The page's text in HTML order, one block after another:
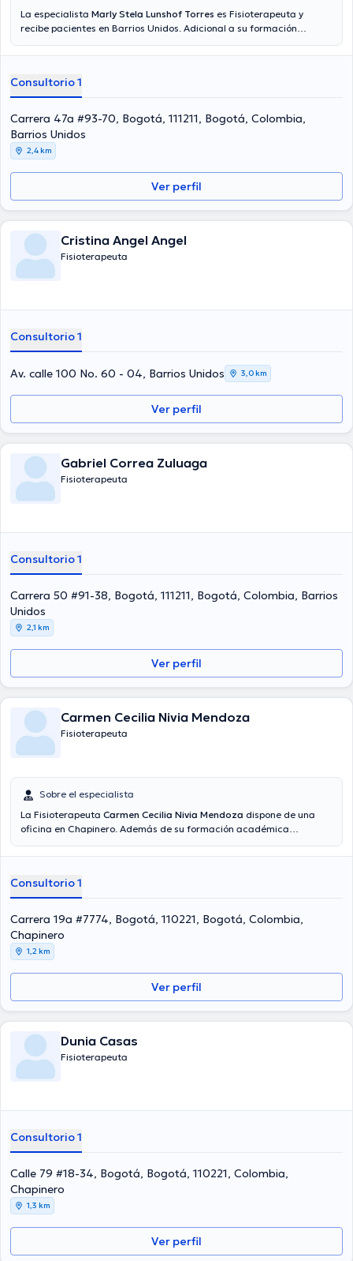
La especialista Marly Stela Lunshof Torres es Fisioterapeuta y
recibe pacientes en Barrios Unidos. Adicional a su formación
de especialidad. La profesional de la salud lleva más de años de
se ha desempeñado como miembro de diversas asociaciones
médicas. Marly Stela Lunshof Torres ha intervenido en
considerables conferencias con el fin de tener una formación
continua en su ámbito de especialización y ha compartido
importantes ediciones. Su consulta opcionalmente se puede llevar a
cabo en Español.
Consultorio 1
Carrera 47a #93-70, Bogotá, 111211, Bogotá, Colombia,
Barrios Unidos
2,4 km
Ver perfil
Cristina Angel Angel
Fisioterapeuta
Consultorio 1
Av. calle 100 No. 60 - 04, Barrios Unidos 3,0 km
Ver perfil
Gabriel Correa Zuluaga
Fisioterapeuta
Consultorio 1
Carrera 50 #91-38, Bogotá, 111211, Bogotá, Colombia, Barrios
Unidos
2,1 km
Ver perfil
Carmen Cecilia Nivia Mendoza
Fisioterapeuta
Sobre el especialista
La Fisioterapeuta Carmen Cecilia Nivia Mendoza dispone de una
oficina en Chapinero. Además de su formación académica
especialidad. La Dra. tiene varios años de experiencia laboral en su
de diversas asociaciones médicas. Carmen Cecilia Nivia Mendoza
ha cooperado en abundantes conferencias con el ideal de tener una
formación continua en su campo de especialización y ha anunciado
numerosos artículos. Español son los idiomas usados por la
profesional de la salud.
Consultorio 1
Carrera 19a #7774, Bogotá, 110221, Bogotá, Colombia,
Chapinero
1,2 km
Ver perfil
Dunia Casas
Fisioterapeuta
Consultorio 1
Calle 79 #18-34, Bogotá, Bogotá, 110221, Colombia,
Chapinero
1,3 km
Ver perfil